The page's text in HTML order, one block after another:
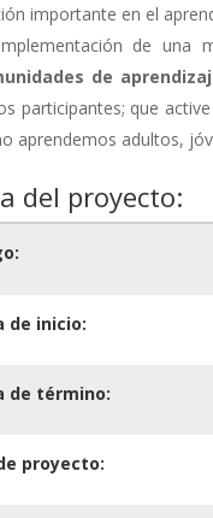
importante en el
de una
de
participantes; que
aprendemos adultos,
del proyecto:
de inicio:
de término:
proyecto: